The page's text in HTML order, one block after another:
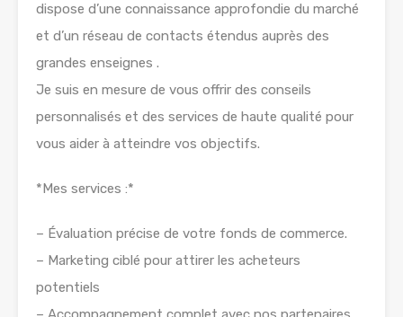
dispose d’une connaissance approfondie du marché
et d’un réseau de contacts étendus auprès des
grandes enseignes .
Je suis en mesure de vous offrir des conseils
personnalisés et des services de haute qualité pour
vous aider à atteindre vos objectifs.
*Mes services :*
– Évaluation précise de votre fonds de commerce.
– Marketing ciblé pour attirer les acheteurs
potentiels